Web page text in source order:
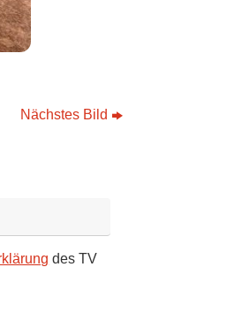
Nächstes Bild
des TV